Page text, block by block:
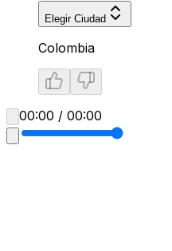
Elegir Ciudad
Colombia
00:00 / 00:00